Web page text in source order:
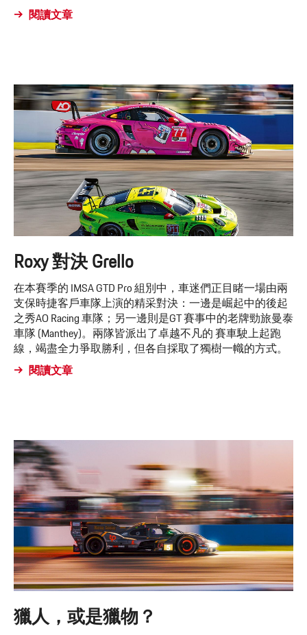
閱讀文章
Roxy 對決 Grello
在本賽季的 IMSA GTD Pro 組別中，車迷們正目睹一場由兩
支保時捷客戶車隊上演的精采對決：一邊是崛起中的後起
之秀AO Racing 車隊；另一邊則是GT 賽事中的老牌勁旅曼泰
車隊 (Manthey)。兩隊皆派出了卓越不凡的 賽車駛上起跑
線，竭盡全力爭取勝利，但各自採取了獨樹一幟的方式。
閱讀文章
獵人，或是獵物？